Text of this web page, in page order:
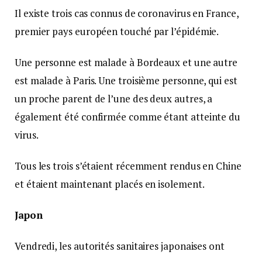
Il existe trois cas connus de coronavirus en France,
premier pays européen touché par l’épidémie.
Une personne est malade à Bordeaux et une autre
est malade à Paris. Une troisième personne, qui est
un proche parent de l’une des deux autres, a
également été confirmée comme étant atteinte du
virus.
Tous les trois s’étaient récemment rendus en Chine
et étaient maintenant placés en isolement.
Japon
Vendredi, les autorités sanitaires japonaises ont